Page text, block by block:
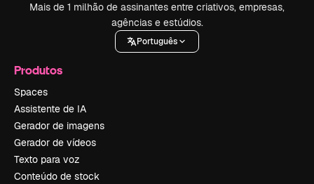
Mais de 1 milhão de assinantes entre criativos, empresas,
agências e estúdios.
Português
Produtos
Spaces
Assistente de IA
Gerador de imagens
Gerador de vídeos
Texto para voz
Conteúdo de stock